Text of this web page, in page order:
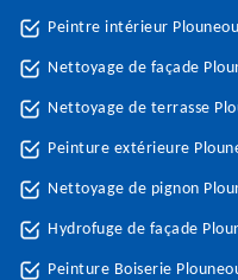
Peintre intérieur
Nettoyage de façade
Nettoyage de terrasse
Peinture extérieure
Nettoyage de pignon
Hydrofuge de façade
Peinture Boiserie